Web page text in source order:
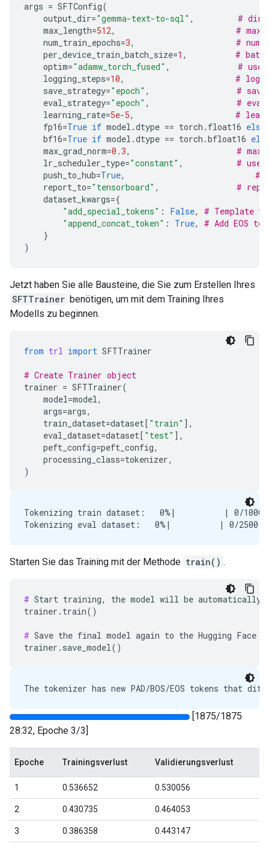
args = SFTConfig(
output_dir="gemma-text-to-sql" ,
#
max_length=512,
# max
num_train_epochs=3,
#
per_device_train_batch_size=1 ,
#
optim="adamw_torch_fused" ,
# use
logging_steps=10,
# log
save_strategy="epoch" ,
#
eval_strategy="epoch" ,
#
learning_rate=5e-5,
#
fp16=True if model .dtype == torch . float16 else
bf16=True if model .dtype == torch .bfloat16
max_grad_norm=0.3,
# max
lr_scheduler_type="constant" ,
# use
push_to_hub=True,
#
report_to="tensorboard" ,
#
dataset_kwargs={
"add_special_tokens" : False,
# Template
"append_concat_token" : True,
# Add EOS
}
)
Jetzt haben Sie alle Bausteine, die Sie zum Erstellen Ihres
SFTTrainer benötigen, um mit dem Training Ihres
Modells zu beginnen.
from trl import SFTTrainer
# Create Trainer object
trainer = SFTTrainer(
model=model,
args=args,
train_dataset=dataset[ "train" ],
eval_dataset=dataset[ "test" ],
peft_config=peft_config,
processing_class=tokenizer,
)
Tokenizing train dataset:   0%|          | 0/10000
Starten Sie das Training mit der Methode train() .
# Start training, the model will be automatically
trainer.train()
# Save the final model again to the Hugging Face